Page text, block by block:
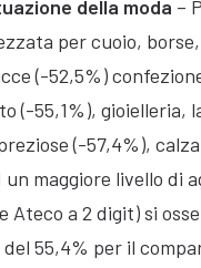
della moda –
per cuoio,
(-52,5%)
(-55,1%), gioielleria,
(-57,4%),
un maggiore livello di
Ateco a 2 digit) si
55,4% per il